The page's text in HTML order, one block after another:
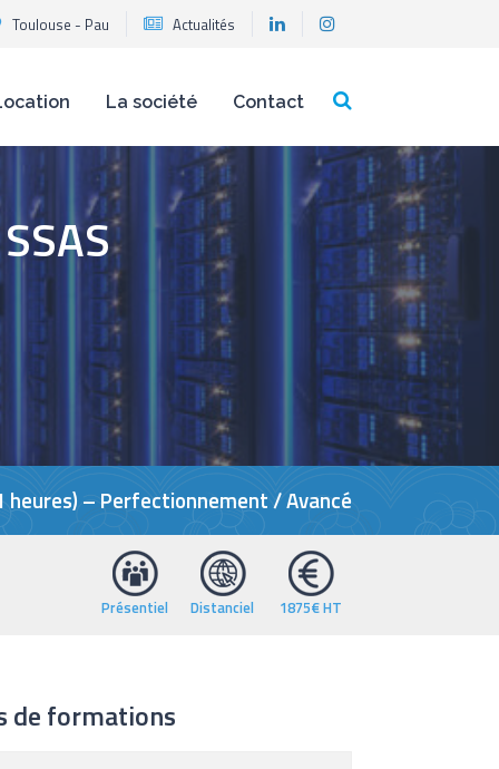
Toulouse - Pau Actualités
La société Contact
heures) – Perfectionnement / Avancé
Présentiel Distanciel 1875€ HT
de formations